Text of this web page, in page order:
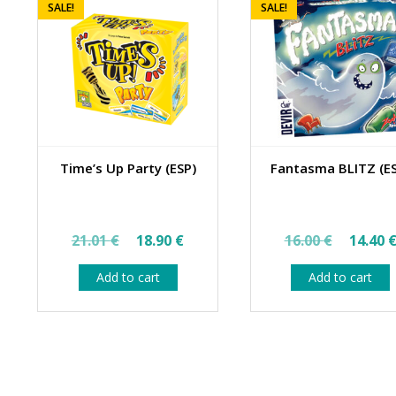
Time’s Up Party (ESP)
SALE!
21.01€
Original
price
was:
21.01 €.
18.90 €Current
18.90 €.
Add to cart
Fantasma BLITZ
SALE!
16.00€
Original
price
was:
16.00
14.40 €
Add to cart